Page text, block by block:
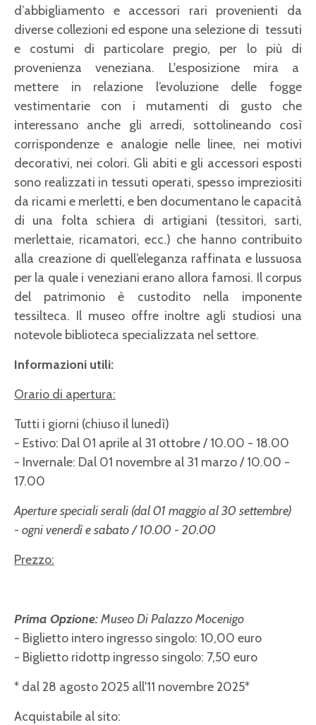
d’abbigliamento e accessori rari provenienti da
diverse collezioni ed espone una selezione di tessuti
e costumi di particolare pregio, per lo più di
provenienza veneziana. L'esposizione mira a
mettere in relazione l’evoluzione delle fogge
vestimentarie con i mutamenti di gusto che
interessano anche gli arredi, sottolineando così
corrispondenze e analogie nelle linee, nei motivi
decorativi, nei colori. Gli abiti e gli accessori esposti
sono realizzati in tessuti operati, spesso impreziositi
da ricami e merletti, e ben documentano le capacità
di una folta schiera di artigiani (tessitori, sarti,
merlettaie, ricamatori, ecc.) che hanno contribuito
alla creazione di quell’eleganza raffinata e lussuosa
per la quale i veneziani erano allora famosi. Il corpus
del patrimonio è custodito nella imponente
tessilteca. Il museo offre inoltre agli studiosi una
notevole biblioteca specializzata nel settore.
Informazioni utili:
Orario di apertura:
Tutti i giorni (chiuso il lunedì)
- Estivo: Dal 01 aprile al 31 ottobre / 10.00 - 18.00
- Invernale: Dal 01 novembre al 31 marzo / 10.00 -
17.00
Aperture speciali serali (dal 01 maggio al 30 settembre)
- ogni venerdì e sabato / 10.00 - 20.00
Prezzo:
Prima Opzione:Museo Di Palazzo Mocenigo
- Biglietto intero ingresso singolo: 10,00 euro
- Biglietto ridottp ingresso singolo: 7,50 euro
* dal 28 agosto 2025 all'11 novembre 2025*
Acquistabile al sito: